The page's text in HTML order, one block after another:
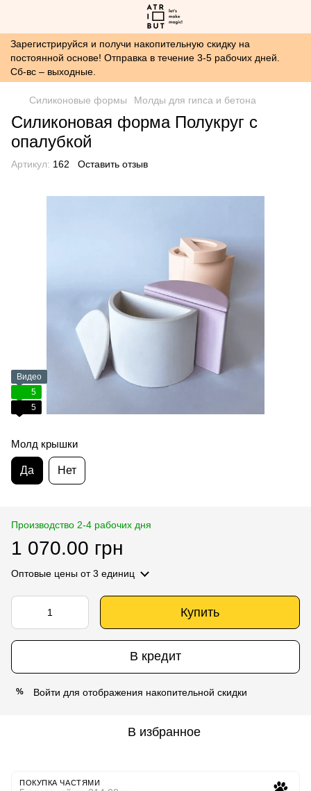
Зарегистрируйся и получи накопительную скидку на
постоянной основе! Отправка в течение 3-5 рабочих дней.
Сб-вс – выходные.
Силиконовые формы Молды для гипса и бетона
Силиконовая форма Полукруг с
опалубкой
Артикул: 162 Оставить отзыв
Видео
5
5
Молд крышки
Да Нет
Производство 2-4 рабочих дня
1 070.00 грн
Оптовые цены от 3 единиц
Купить
В кредит
% Войти для отображения накопительной скидки
В избранное
ПОКУПКА ЧАСТЯМИ